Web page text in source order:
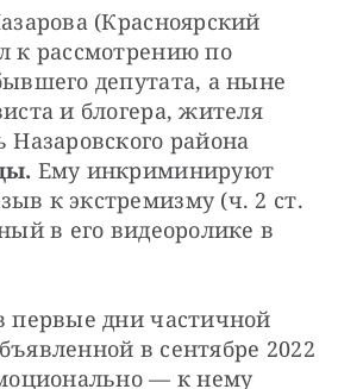
(Красноярский
к рассмотрению по
депутата, а ныне
и блогера, жителя
Ему инкриминируют
к экстремизму (ч. 2 ст.
в его видеоролике в
первые дни частичной
в сентябре 2022
— к нему